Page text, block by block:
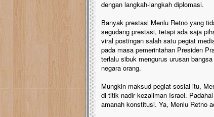
dengan langkah-langkah diplomasi.
Banyak prestasi Menlu Retno yang
segudang prestasi, tetapi ada saja
viral postingan salah satu pegiat
pada masa pemerintahan Presiden
terlalu sibuk mengurus urusan
negara orang.
Mungkin maksud pegiat sosial itu,
di titik nadir kezaliman Israel.
amanah konstitusi. Ya, Menlu Retno